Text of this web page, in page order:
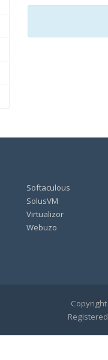
Softaculous
SolusVM
Virtualizor
Webuzo